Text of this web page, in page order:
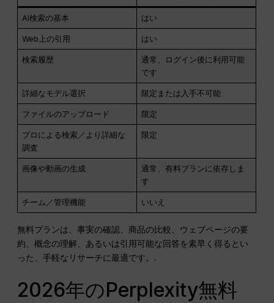
AI検索の基本 はい
Web上の引用 はい
検索履歴
通常、ログイン後に利用可能
です
詳細なモデル選択 限定または入手不可能
ファイルのアップロード 限定
プロによる検索／より詳細な
調査
限定
画像や動画の生成
通常、有料プランに依存しま
す
チーム／管理機能 いいえ
無料プランは、事実の確認、商品の比較、ウェブページの要
約、概念の理解、あるいは引用可能な回答を素早く得るとい
った、手軽なリサーチに最適です。.
2026年のPerplexity無料